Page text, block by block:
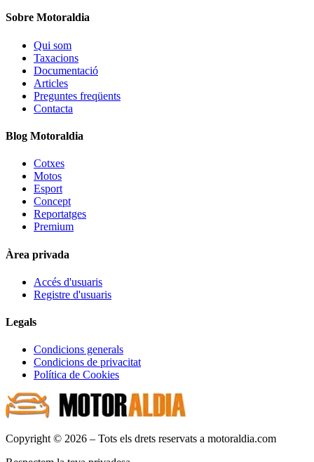
Sobre Motoraldia
Qui som
Taxacions
Documentació
Articles
Preguntes freqüents
Contacta
Blog Motoraldia
Cotxes
Motos
Esport
Concept
Reportatges
Premium
Àrea privada
Accés d'usuaris
Registre d'usuaris
Legals
Condicions generals
Condicions de privacitat
Política de Cookies
Copyright © 2026 – Tots els drets reservats a motoraldia.com